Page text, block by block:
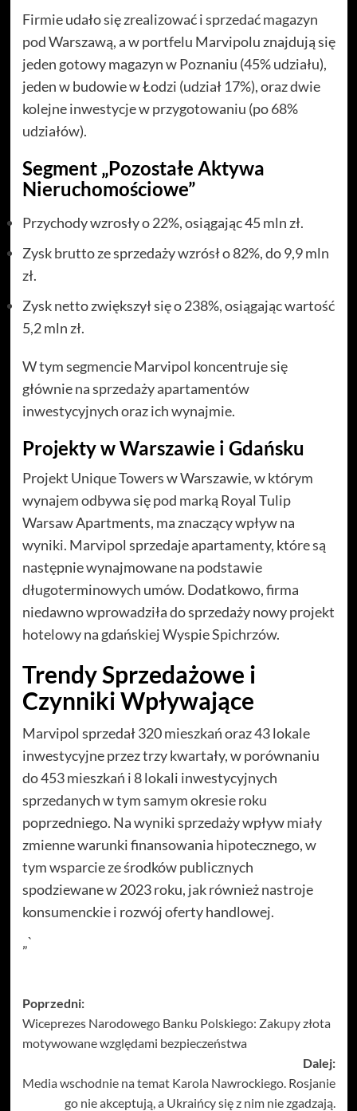
Firmie udało się zrealizować i sprzedać magazyn
pod Warszawą, a w portfelu Marvipolu znajdują się
jeden gotowy magazyn w Poznaniu (45% udziału),
jeden w budowie w Łodzi (udział 17%), oraz dwie
kolejne inwestycje w przygotowaniu (po 68%
udziałów).
Segment „Pozostałe Aktywa
Nieruchomościowe”
Przychody wzrosły o 22%, osiągając 45 mln zł.
Zysk brutto ze sprzedaży wzrósł o 82%, do 9,9 mln
zł.
Zysk netto zwiększył się o 238%, osiągając wartość
5,2 mln zł.
W tym segmencie Marvipol koncentruje się
głównie na sprzedaży apartamentów
inwestycyjnych oraz ich wynajmie.
Projekty w Warszawie i Gdańsku
Projekt Unique Towers w Warszawie, w którym
wynajem odbywa się pod marką Royal Tulip
Warsaw Apartments, ma znaczący wpływ na
wyniki. Marvipol sprzedaje apartamenty, które są
następnie wynajmowane na podstawie
długoterminowych umów. Dodatkowo, firma
niedawno wprowadziła do sprzedaży nowy projekt
hotelowy na gdańskiej Wyspie Spichrzów.
Trendy Sprzedażowe i
Czynniki Wpływające
Marvipol sprzedał 320 mieszkań oraz 43 lokale
inwestycyjne przez trzy kwartały, w porównaniu
do 453 mieszkań i 8 lokali inwestycyjnych
sprzedanych w tym samym okresie roku
poprzedniego. Na wyniki sprzedaży wpływ miały
zmienne warunki finansowania hipotecznego, w
tym wsparcie ze środków publicznych
spodziewane w 2023 roku, jak również nastroje
konsumenckie i rozwój oferty handlowej.
„`
Zobacz
wpisy
Poprzedni:
Wiceprezes Narodowego Banku Polskiego: Zakupy złota
motywowane względami bezpieczeństwa
Dalej:
Media wschodnie na temat Karola Nawrockiego. Rosjanie
go nie akceptują, a Ukraińcy się z nim nie zgadzają.